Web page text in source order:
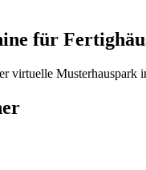
für
virtuelle